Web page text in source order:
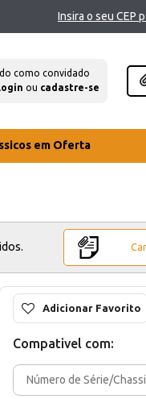
Insira o seu CEP
como convidado
ou cadastre-se
em Oferta
Adicionar Favorito
Compativel com: